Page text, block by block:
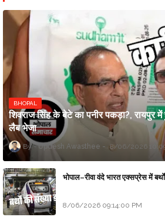
BHOPAL
शिवराज सिंह के बेटे का पनीर पकड़ा?, रायपुर में
लैब भेजा
Updesh Awasthee 8/06/2026
भोपाल–रीवा वंदे भारत एक्सप्रेस में
8/06/2026 09:14:00 PM